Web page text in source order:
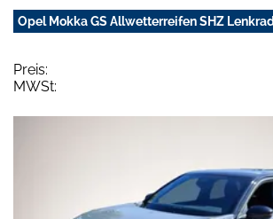
Opel Mokka GS Allwetterreifen SHZ
Preis:
MWSt: